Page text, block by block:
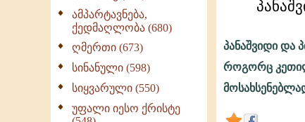
ამპარტავნება,
ქედმაღლობა (680)
ღმერთი (673)
სინანული (598)
სიყვარული (550)
უფალი იესო ქრისტე
გადახდა
და
პანაშვიდი და
როგორც